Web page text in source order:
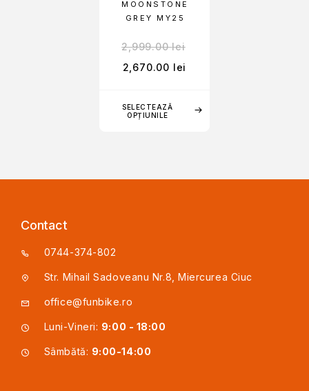
SELECTEAZĂ
OPȚIUNILE
MOONSTONE
GREY MY25
2,999.00lei
2,670.00 lei
Contact
0744-374-802
Str. Mihail Sadoveanu Nr.8, Miercurea Ciuc
office@funbike.ro
Luni-Vineri: 9:00 - 18:00
Sâmbătă: 9:00-14:00